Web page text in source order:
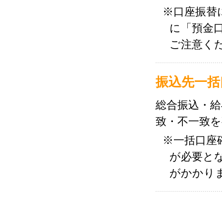
※口座振替
に「預金
ご注意く
振込先一
総合振込・
致・不一致
※一括口座
が必要と
がかかり